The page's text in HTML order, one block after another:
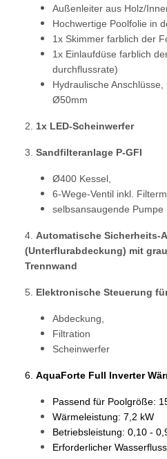
Außenleiter aus Holz/
Hochwertige Poolfolie in
1x Skimmer farblich der
1x Einlaufdüse farblich
durchflussrate)
Hydraulische
Ø50mm
2. 1x LED-Scheinwerfer
3. Sandfilteranlage P-GFI
Ø400 Kessel,
6-Wege-Ventil inkl.
selbsansaugende Pumpe
4. Automatische Sicherheits-
(Unterflurabdeckung) mit
Trennwand
5. Elektronische Steuerung
Abdeckung,
Filtration
Scheinwerfer
6. AquaForte Full Inverter
Passend für Poolgröße:
Wärmeleistung: 7,2 kW
Betriebsleistung: 0,10 -
Erforderlicher